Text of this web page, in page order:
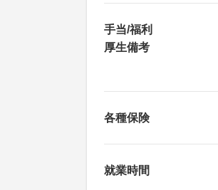
手当/福利
厚生備考
各種保険
就業時間